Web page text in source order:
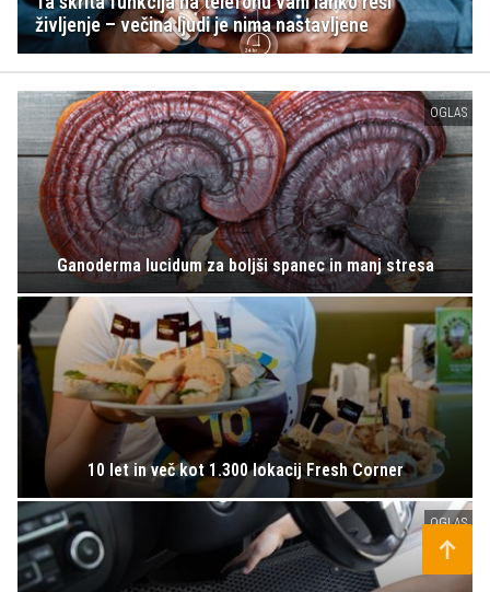
življenje – večina ljudi je nima nastavljene
OGLAS
Ganoderma lucidum za boljši spanec in manj stresa
10 let in več kot 1.300 lokacij Fresh Corner
OGLAS